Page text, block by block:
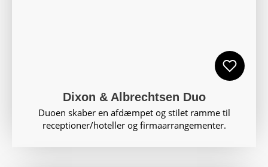
Dixon & Albrechtsen Duo
Duoen skaber en afdæmpet og stilet ramme til
receptioner/hoteller og firmaarrangementer.